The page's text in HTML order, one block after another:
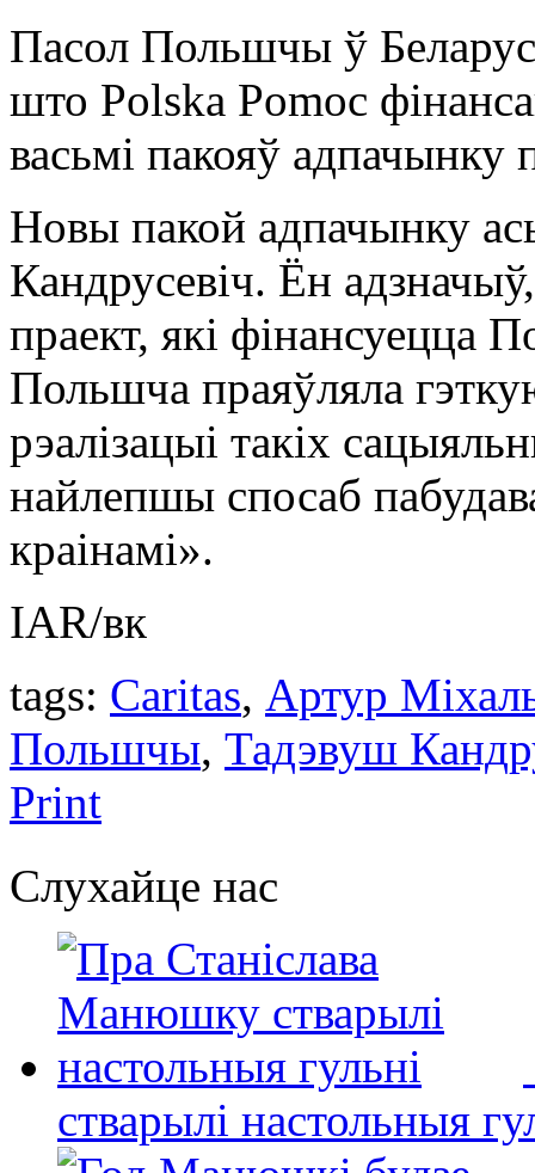
Пасол Польшчы ў
што Polska Pomoc
васьмі пакояў адпачынку
Новы пакой адпачынку
Кандрусевіч. Ён
праект, які фінансуецца
Польшча праяўляла
рэалізацыі такіх
найлепшы спосаб
краінамі».
IAR/вк
tags: Caritas, Артур
Польшчы, Тадэвуш
Print
Слухайце нас
стварылі настольныя